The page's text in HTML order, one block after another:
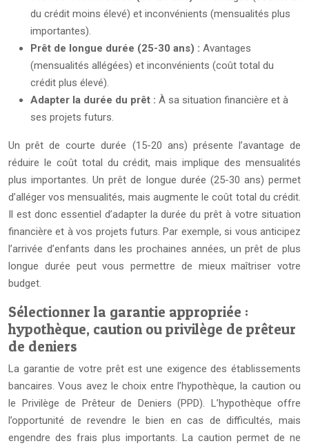
du crédit moins élevé) et inconvénients (mensualités plus
importantes).
Prêt de longue durée (25-30 ans) : Avantages
(mensualités allégées) et inconvénients (coût total du
crédit plus élevé).
Adapter la durée du prêt : À sa situation financière et à
ses projets futurs.
Un prêt de courte durée (15-20 ans) présente l’avantage de
réduire le coût total du crédit, mais implique des mensualités
plus importantes. Un prêt de longue durée (25-30 ans) permet
d’alléger vos mensualités, mais augmente le coût total du crédit.
Il est donc essentiel d’adapter la durée du prêt à votre situation
financière et à vos projets futurs. Par exemple, si vous anticipez
l’arrivée d’enfants dans les prochaines années, un prêt de plus
longue durée peut vous permettre de mieux maîtriser votre
budget.
Sélectionner la garantie appropriée :
hypothèque, caution ou privilège de prêteur
de deniers
La garantie de votre prêt est une exigence des établissements
bancaires. Vous avez le choix entre l’hypothèque, la caution ou
le Privilège de Prêteur de Deniers (PPD). L’hypothèque offre
l’opportunité de revendre le bien en cas de difficultés, mais
engendre des frais plus importants. La caution permet de ne